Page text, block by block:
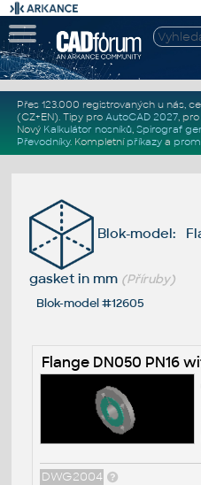
Přes 123.000 registrovaných u nás,
(CZ+EN). Tipy pro AutoCAD 2027, pro
Nový Kalkulátor nosníků, Spirograf
Převodníky. Kompletní příkazya
Blok-model:
gasket in mm (Příruby)
Blok-model #12605
Flange DN050 PN16
DWG2004